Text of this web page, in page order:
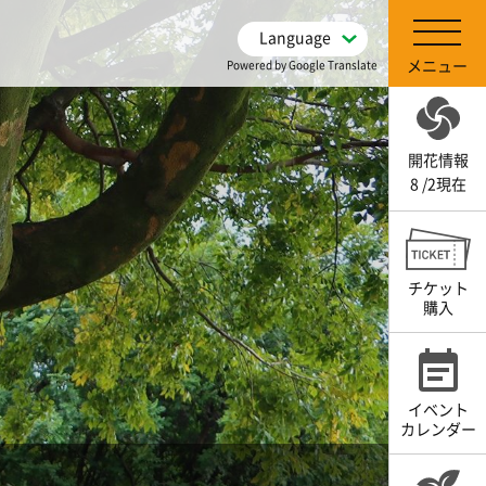
Language
Powered by Google Translate
開花情報
8 /2現在
チケット
購入
イベント
カレンダー
メニュー